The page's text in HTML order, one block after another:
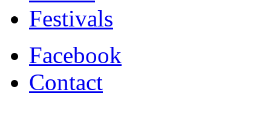
Festivals
Facebook
Contact